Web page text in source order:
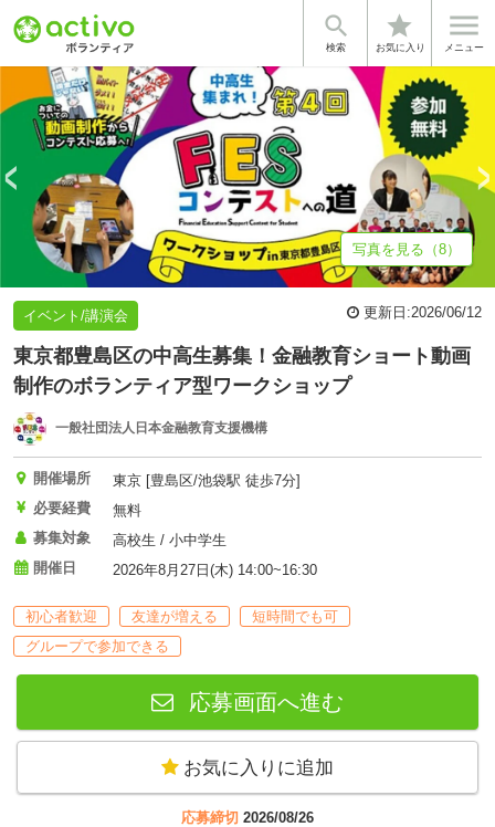

検索
star
お気に入り

メニュー
基本情報 募集詳細 法人情報
写真を見る（8）
イベント/講演会 更新日:2026/06/12
東京都豊島区の中高生募集！金融教育ショート動画
制作のボランティア型ワークショップ
一般社団法人日本金融教育支援機構
開催場所
東京 [豊島区/池袋駅 徒歩7分]
必要経費
無料
募集対象
高校生 / 小中学生
開催日
2026年8月27日(木) 14:00~16:30
初心者歓迎 友達が増える
短時間でも可
グループで参加できる
応募画面へ進む
お気に入りに追加
応募締切 2026/08/26